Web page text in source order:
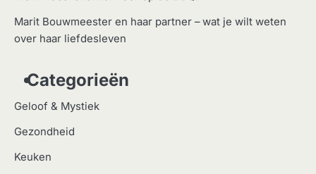
Marit Bouwmeester en haar partner – wat je wilt weten
over haar liefdesleven
Categorieën
Geloof & Mystiek
Gezondheid
Keuken